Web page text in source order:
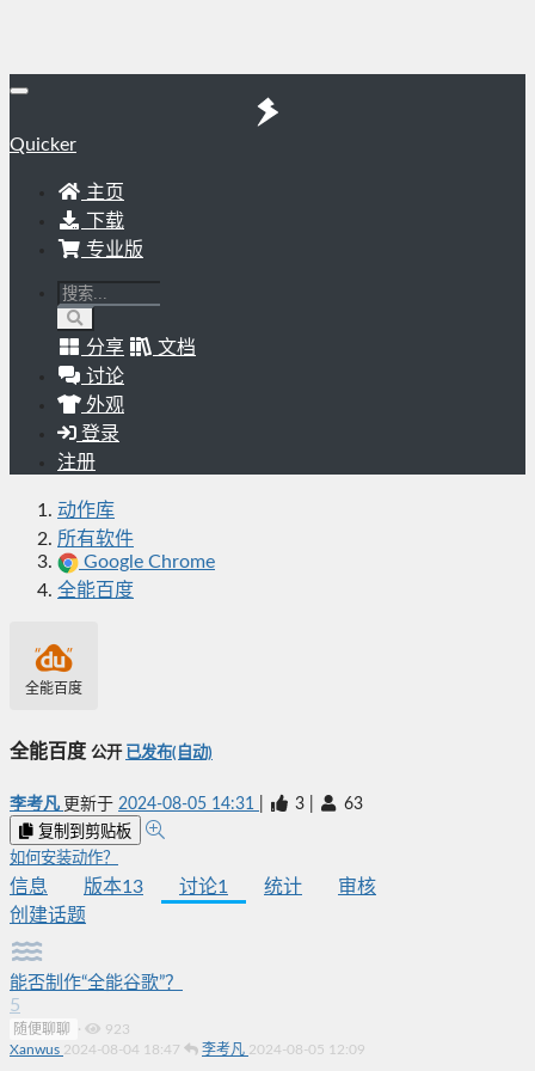
Quicker
主页
下载
专业版
分享
文档
讨论
外观
登录
注册
动作库
所有软件
Google Chrome
全能百度
全能百度
全能百度 公开 已发布(自动)
李考凡 更新于 2024-08-05 14:31 3 63
复制到剪贴板
如何安装动作？
信息 版本13 讨论1 统计
审核
创建话题
能否制作“全能谷歌”？
5
随便聊聊 ·
923
Xanwus 2024-08-04 18:47 李考凡 2024-08-05 12:09